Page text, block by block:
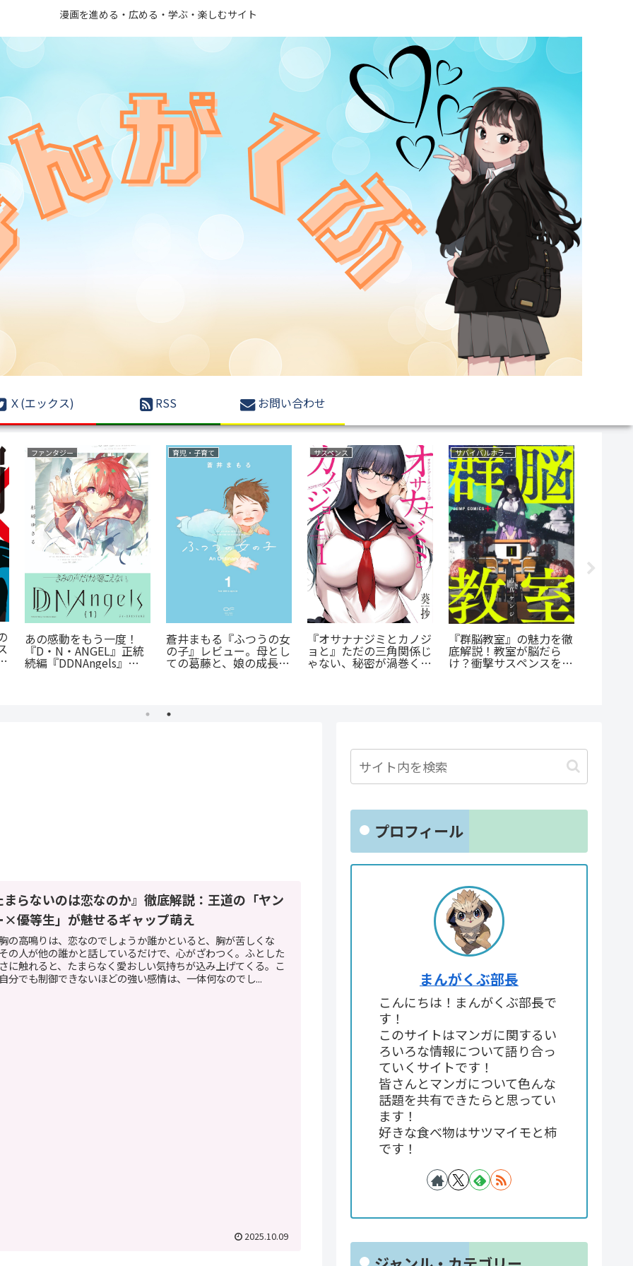
漫画を進める・広める・学ぶ・楽しむサイト
Ｘ(エックス) RSS お問い合わせ
ファンタジー
あの感動をもう一度！
『D・N・ANGEL』正統
続編『DDNAngels』の
魅力と謎に迫る完全ガイ
育児・子育て
蒼井まもる『ふつうの女
の子』レビュー。母とし
ての葛藤と、娘の成長に
涙が止まらない
サスペンス
『オサナナジミとカノジ
ョと』ただの三角関係じ
ゃない、秘密が渦巻くセ
クシーサスペンスの魅力
サバイバルホラー
『群脳教室』の魅力を徹
底解説！教室が脳だら
け？衝撃サスペンスを今
まらないのは恋なのか』徹底解説：王道の「ヤン
×優等生」が魅せるギャップ萌え
の高鳴りは、恋なのでしょうか誰かといると、胸が苦しくな
の人が他の誰かと話しているだけで、心がざわつく。ふとした
に触れると、たまらなく愛おしい気持ちが込み上げてくる。こ
分でも制御できないほどの強い感情は、一体何なのでし...
2025.10.09
プロフィール
まんがくぶ部長
こんにちは！まんがくぶ部長で
す！
このサイトはマンガに関するい
ろいろな情報について語り合っ
ていくサイトです！
皆さんとマンガについて色んな
話題を共有できたらと思ってい
ます！
好きな食べ物はサツマイモと柿
です！